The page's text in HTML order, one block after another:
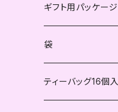
ハーブティー
不発酵茶
ハーブティー
紅茶
不発酵茶
ハーブティー
ギフト用パッケージ
袋
ティーバッグ16個入